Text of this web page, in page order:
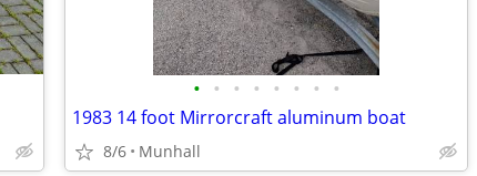
• • • • • • • •
1983 14 foot Mirrorcraft aluminum boat
8/6 Munhall